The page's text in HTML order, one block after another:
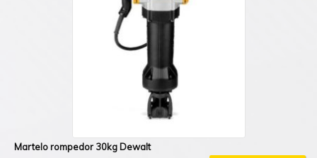
Martelo rompedor 30kg Dewalt